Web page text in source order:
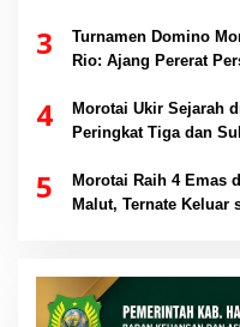
3
Turnamen Domino
Rio: Ajang Pererat
4
Morotai Ukir Sejarah
Peringkat Tiga dan
5
Morotai Raih 4 Emas
Malut, Ternate Keluar